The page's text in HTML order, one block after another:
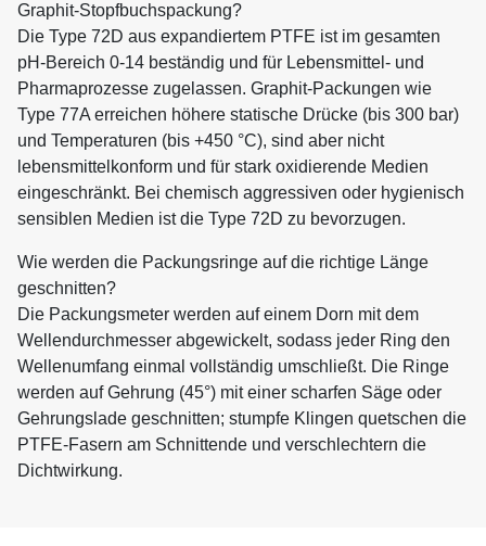
Graphit-Stopfbuchspackung?
Die Type 72D aus expandiertem PTFE ist im gesamten
pH-Bereich 0-14 beständig und für Lebensmittel- und
Pharmaprozesse zugelassen. Graphit-Packungen wie
Type 77A erreichen höhere statische Drücke (bis 300 bar)
und Temperaturen (bis +450 °C), sind aber nicht
lebensmittelkonform und für stark oxidierende Medien
eingeschränkt. Bei chemisch aggressiven oder hygienisch
sensiblen Medien ist die Type 72D zu bevorzugen.
Wie werden die Packungsringe auf die richtige Länge
geschnitten?
Die Packungsmeter werden auf einem Dorn mit dem
Wellendurchmesser abgewickelt, sodass jeder Ring den
Wellenumfang einmal vollständig umschließt. Die Ringe
werden auf Gehrung (45°) mit einer scharfen Säge oder
Gehrungslade geschnitten; stumpfe Klingen quetschen die
PTFE-Fasern am Schnittende und verschlechtern die
Dichtwirkung.